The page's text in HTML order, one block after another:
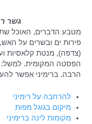
גשר
מטבע הדברים, האוכל
פירות ים ובשרים על
(צדפה), מנטת קלאסיות
הפסטה המקומית. למשל:
הרבה. ברימיני אפשר
להרחבה על רימיני
מיקום בגוגל מפות
מקומות לינה ברימיני